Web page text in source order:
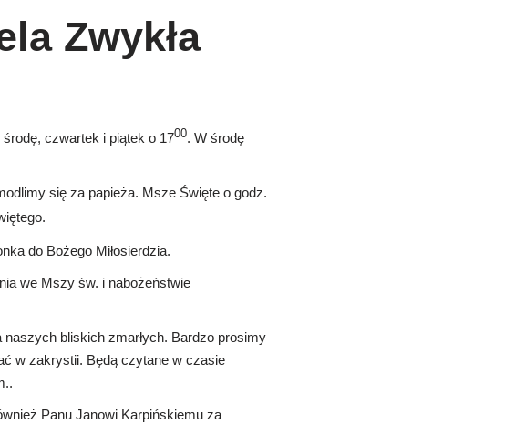
Zwykła
środę, czwartek i piątek o 1700. W środę
się za papieża. Msze Święte o godz.
do Bożego Miłosierdzia.
we Mszy św. i nabożeństwie
bliskich zmarłych. Bardzo prosimy
w zakrystii. Będą czytane w czasie
Panu Janowi Karpińskiemu za